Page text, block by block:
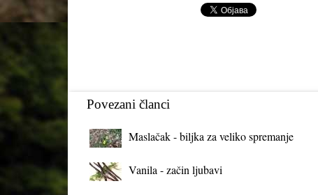
Povezani članci
Maslačak - biljka za veliko spremanje
Vanila - začin ljubavi